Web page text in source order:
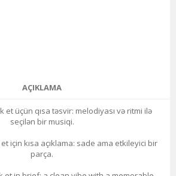
AÇIKLAMA
et üçün qısa təsvir: melodiyası və ritmi ilə
seçilən bir musiqi.
için kısa açıklama: sade ama etkileyici bir
parça.